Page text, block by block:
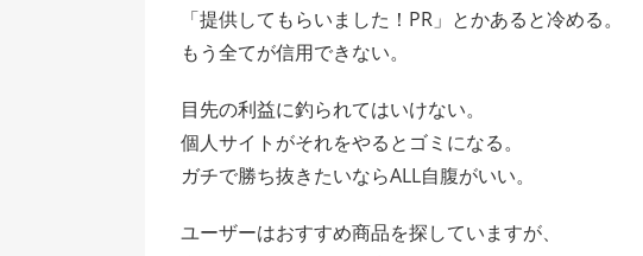
「提供してもらいました！PR」とかあると冷める。
もう全てが信用できない。
目先の利益に釣られてはいけない。
個人サイトがそれをやるとゴミになる。
ガチで勝ち抜きたいならALL自腹がいい。
ユーザーはおすすめ商品を探していますが、